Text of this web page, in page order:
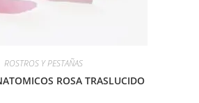
ROSTROS Y PESTAÑAS
ROSA TRASLUCIDO